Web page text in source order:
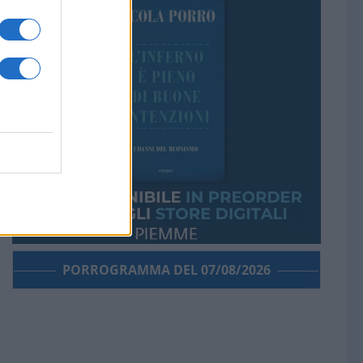
PORROGRAMMA DEL 07/08/2026